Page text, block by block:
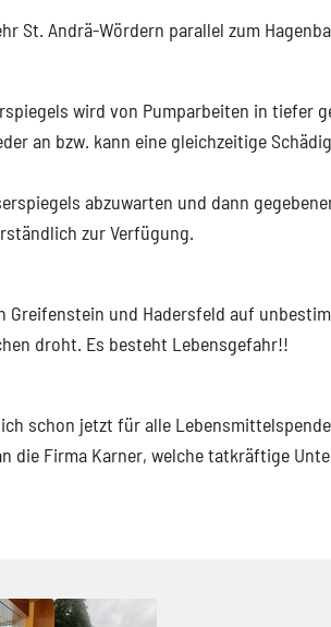
St. Andrä-Wördern parallel zum
wird von Pumparbeiten in tiefer
an bzw. kann eine gleichzeitige
abzuwarten und dann
zur Verfügung.
Greifenstein und Hadersfeld auf
droht. Es besteht Lebensgefahr!!
schon jetzt für alle
die Firma Karner, welche tatkräftige